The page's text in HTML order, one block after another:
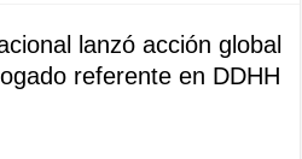
lanzó acción global
referente en DDHH